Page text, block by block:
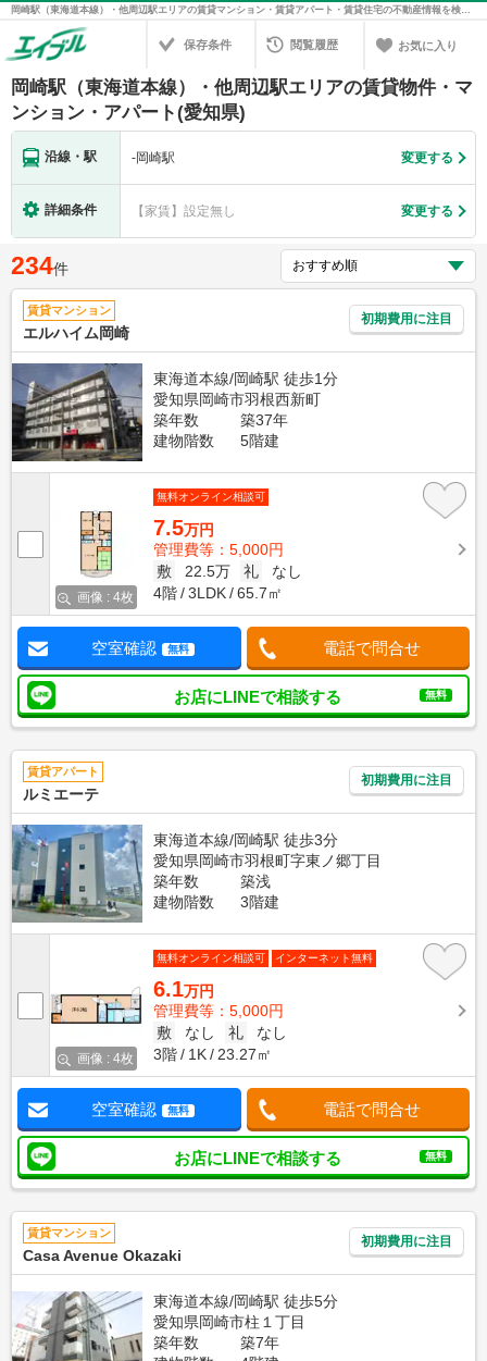
岡崎駅（東海道本線）・他周辺駅エリアの賃貸マンション・賃貸アパート・賃貸住宅の不動産情報を検索！不動産賃貸の物件探しは、お部屋探しのエイブル
保存条件 閲覧履歴 お気に入り
岡崎駅（東海道本線）・他周辺駅エリアの賃貸物件・マ
ンション・アパート(愛知県)
沿線・駅 -岡崎駅 変更する
詳細条件 【家賃】設定無し 変更する
234件
賃貸マンション
エルハイム岡崎
初期費用に注目
東海道本線/岡崎駅 徒歩1分
愛知県岡崎市羽根西新町
築年数
築37年
建物階数
5階建
画像 : 4枚
無料オンライン相談可
7.5万円
管理費等：5,000円
敷
22.5万 礼
なし
4階
3LDK 65.7㎡
空室確認 無料 電話で問合せ
お店にLINEで相談する 無料
賃貸アパート
ルミエーテ
初期費用に注目
東海道本線/岡崎駅 徒歩3分
愛知県岡崎市羽根町字東ノ郷丁目
築年数
築浅
建物階数
3階建
画像 : 4枚
無料オンライン相談可 インターネット無料
6.1万円
管理費等：5,000円
敷
なし 礼
なし
3階
1K 23.27㎡
空室確認 無料 電話で問合せ
お店にLINEで相談する 無料
賃貸マンション
Casa Avenue Okazaki
初期費用に注目
東海道本線/岡崎駅 徒歩5分
愛知県岡崎市柱１丁目
築年数
築7年